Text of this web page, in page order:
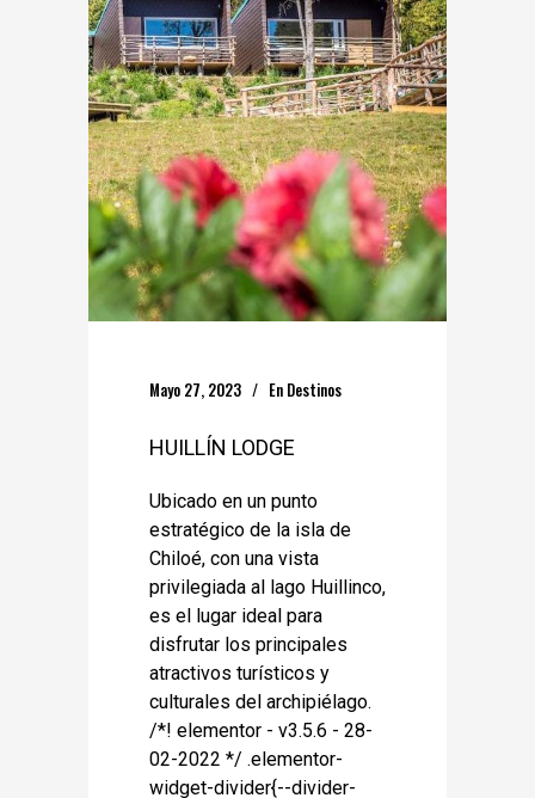
Mayo 27, 2023 En Destinos
HUILLÍN LODGE
Ubicado en un punto
estratégico de la isla de
Chiloé, con una vista
privilegiada al lago Huillinco,
es el lugar ideal para
disfrutar los principales
atractivos turísticos y
culturales del archipiélago.
/*! elementor - v3.5.6 - 28-
02-2022 */ .elementor-
widget-divider{--divider-